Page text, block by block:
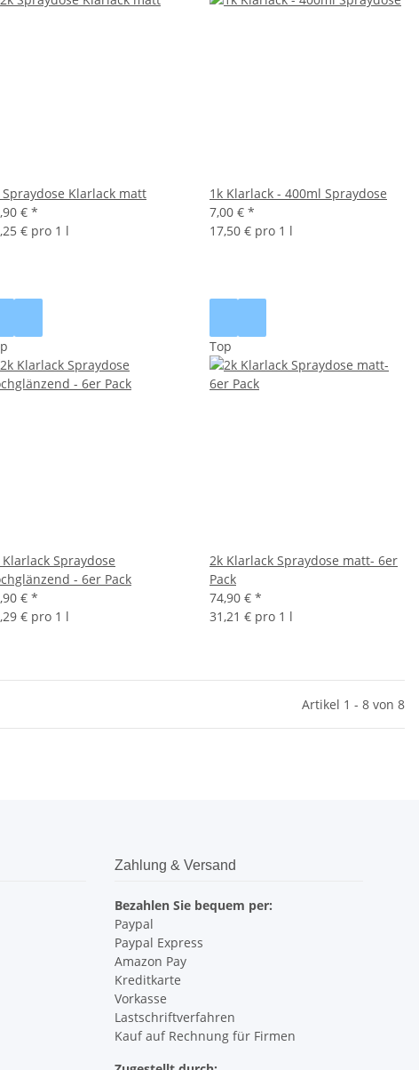
Spraydose Klarlack matt
€ *
€ pro 1 l
1k Klarlack - 400ml Spraydose
7,00 € *
17,50 € pro 1 l
Klarlack Spraydose
- 6er Pack
€ *
€ pro 1 l
Top
2k Klarlack Spraydose matt- 6er
Pack
74,90 € *
31,21 € pro 1 l
Artikel 1 - 8 von 8
Zahlung & Versand
Bezahlen Sie bequem per:
Paypal
Paypal Express
Amazon Pay
Kreditkarte
Vorkasse
Lastschriftverfahren
Kauf auf Rechnung für Firmen